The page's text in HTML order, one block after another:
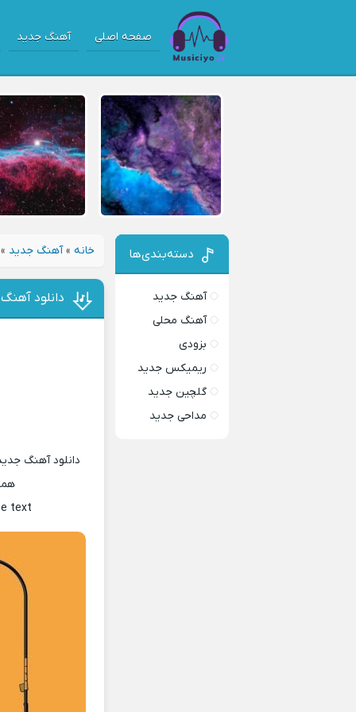
صفحه اصلی آهنگ جدید
خانه »آهنگ جدید
دانلود
دانلود آهنگ
text
دسته‌بندی‌ها
آهنگ جدید
آهنگ محلی
بزودی
ریمیکس جدید
گلچین جدید
مداحی جدید